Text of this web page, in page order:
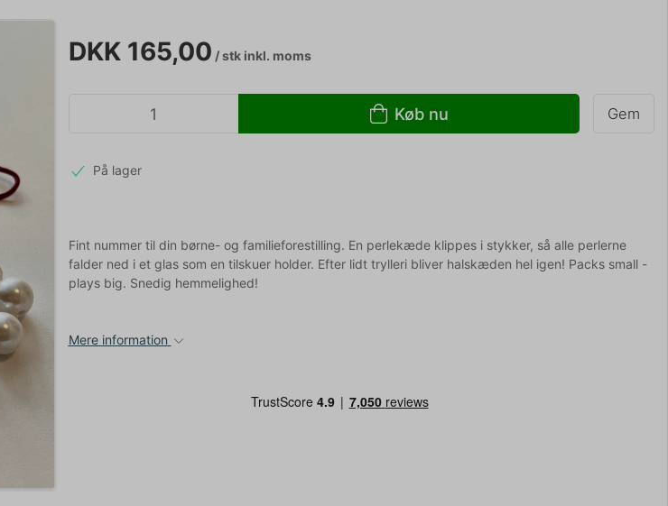
DKK 165,00 / stkinkl. moms
Køb nu Gem
På lager
Fint nummer til din børne- og familieforestilling. En perlekæde klippes i stykker, så alle perlerne
falder ned i et glas som en tilskuer holder. Efter lidt trylleri bliver halskæden hel igen! Packs small -
plays big. Snedig hemmelighed!
Mere information